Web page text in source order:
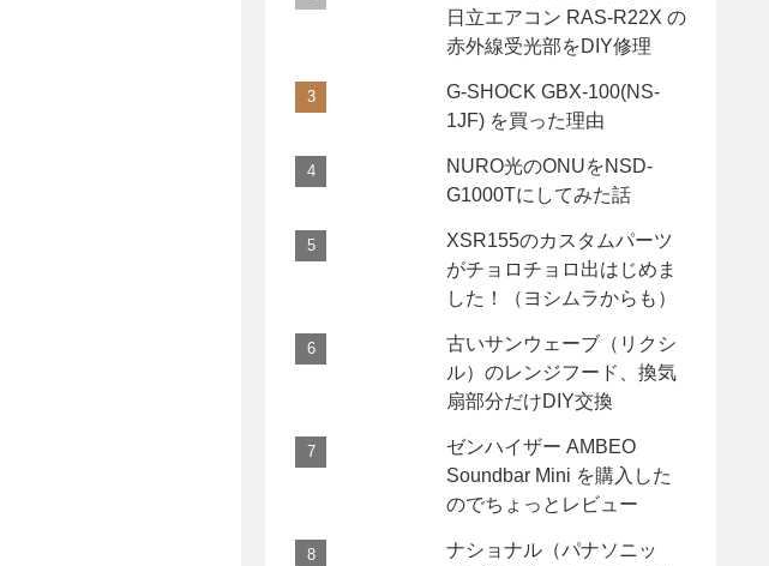
日立エアコン RAS-R22X の
赤外線受光部をDIY修理
G-SHOCK GBX-100(NS-
1JF) を買った理由
NURO光のONUをNSD-
G1000Tにしてみた話
XSR155のカスタムパーツ
がチョロチョロ出はじめま
した！（ヨシムラからも）
古いサンウェーブ（リクシ
ル）のレンジフード、換気
扇部分だけDIY交換
ゼンハイザー AMBEO
Soundbar Mini を購入した
のでちょっとレビュー
ナショナル（パナソニッ